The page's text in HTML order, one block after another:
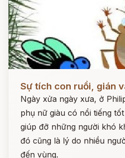
Sự tích con ruồi, gián
Ngày xửa ngày xưa, ở
phụ nữ giàu có nổi tiếng
giúp đỡ những người khó
đó cũng là lý do nhiều
đến vùng.